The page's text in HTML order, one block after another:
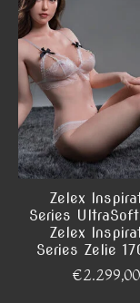
Zelex
Series
Zelex
Series Zelie
€2.299,00